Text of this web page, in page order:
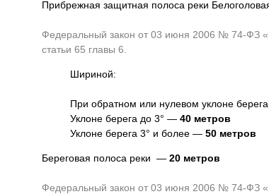
Прибрежная защитная полоса реки
Федеральный закон от 03 июня 2006 № 74-ФЗ
статьи 65 главы 6.
Шириной:
При обратном или нулевом уклоне
Уклоне берега до 3° — 40 метров
Уклоне берега 3° и более — 50 метров
Береговая полоса реки — 20 метров
Федеральный закон от 03 июня 2006 № 74-ФЗ